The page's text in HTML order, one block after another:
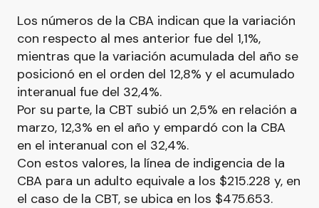
Los números de la CBA indican que la variación
con respecto al mes anterior fue del 1,1%,
mientras que la variación acumulada del año se
posicionó en el orden del 12,8% y el acumulado
interanual fue del 32,4%.
Por su parte, la CBT subió un 2,5% en relación a
marzo, 12,3% en el año y empardó con la CBA
en el interanual con el 32,4%.
Con estos valores, la línea de indigencia de la
CBA para un adulto equivale a los $215.228 y, en
el caso de la CBT, se ubica en los $475.653.